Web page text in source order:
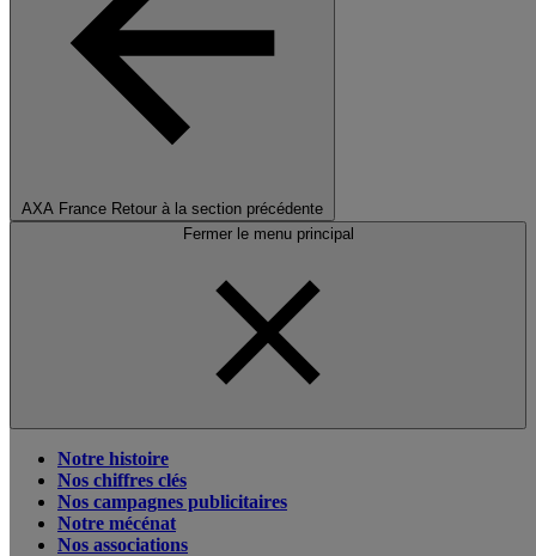
AXA France Retour à la section précédente
Fermer le menu principal
Notre histoire
Nos chiffres clés
Nos campagnes publicitaires
Notre mécénat
Nos associations